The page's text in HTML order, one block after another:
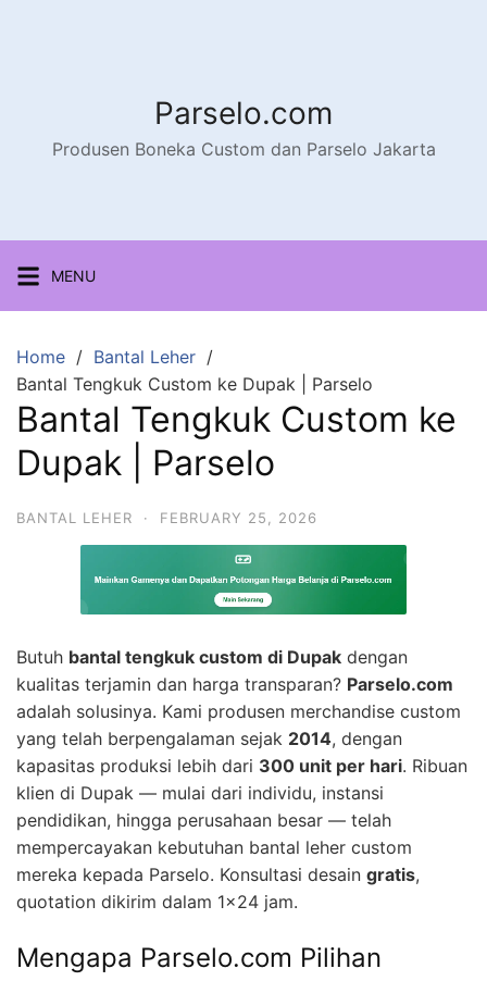
Parselo.com
Produsen Boneka Custom dan Parselo Jakarta
MENU
Home
Bantal Leher
Bantal Tengkuk Custom ke Dupak | Parselo
Bantal Tengkuk Custom ke
Dupak | Parselo
BANTAL LEHER · FEBRUARY 25, 2026
Butuh bantal tengkuk custom di Dupak dengan
kualitas terjamin dan harga transparan? Parselo.com
adalah solusinya. Kami produsen merchandise custom
yang telah berpengalaman sejak 2014, dengan
kapasitas produksi lebih dari 300 unit per hari. Ribuan
klien di Dupak — mulai dari individu, instansi
pendidikan, hingga perusahaan besar — telah
mempercayakan kebutuhan bantal leher custom
mereka kepada Parselo. Konsultasi desain gratis,
quotation dikirim dalam 1×24 jam.
Mengapa Parselo.com Pilihan